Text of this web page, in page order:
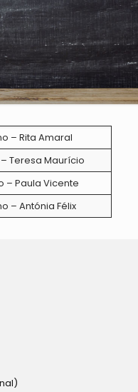
– Rita Amaral
Teresa Maurício
– Paula Vicente
– Antónia Félix